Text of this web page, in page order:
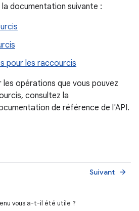
documentation suivante :
pour les raccourcis
les opérations que vous pouvez
consultez la
de référence de l'API.
Suivant arrow_forward
vous a-t-il été utile ?